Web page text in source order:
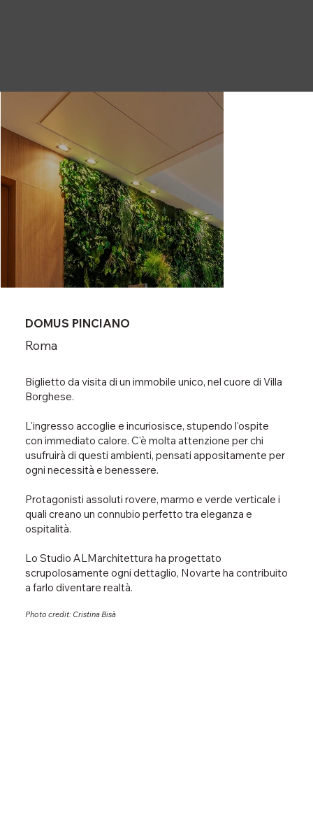
DOMUS PINCIANO
Biglietto da visita di un immobile unico, nel cuore di Villa
Borghese.
L'ingresso accoglie e incuriosisce, stupendo l'ospite
con immediato calore. C'è molta attenzione per chi
usufruirà di questi ambienti, pensati appositamente per
ogni necessità e benessere.
Protagonisti assoluti rovere, marmo e verde verticale i
quali creano un connubio perfetto tra eleganza e
ospitalità.
Lo Studio ALMarchitettura ha progettato
scrupolosamente ogni dettaglio, Novarte ha contribuito
a farlo diventare realtà.
Photo credit: Cristina Bisà
Roma